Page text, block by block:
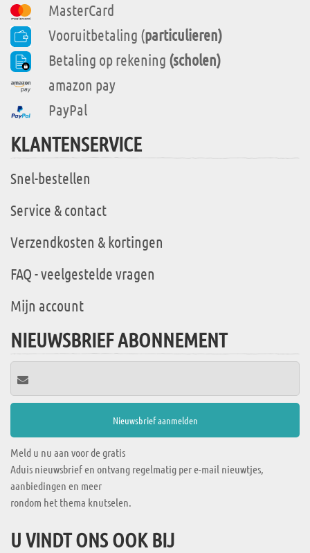
MasterCard
Vooruitbetaling (particulieren)
Betaling op rekening (scholen)
amazon pay
PayPal
KLANTENSERVICE
Snel-bestellen
Service & contact
Verzendkosten & kortingen
FAQ - veelgestelde vragen
Mijn account
NIEUWSBRIEF ABONNEMENT
Meld u nu aan voor de gratis
Aduis nieuwsbrief en ontvang regelmatig per e-mail nieuwtjes,
aanbiedingen en meer
rondom het thema knutselen.
U VINDT ONS OOK BIJ